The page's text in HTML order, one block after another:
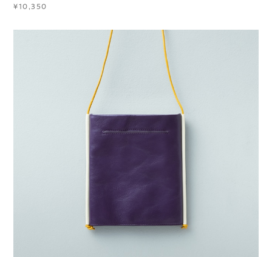
¥10,350